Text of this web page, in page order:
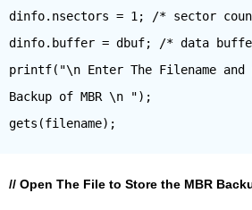
dinfo.nsectors = 1; /* sector
dinfo.buffer = dbuf; /* data
printf("\n Enter The Filename
Backup of MBR \n ");
// Open The File to Store the MBR